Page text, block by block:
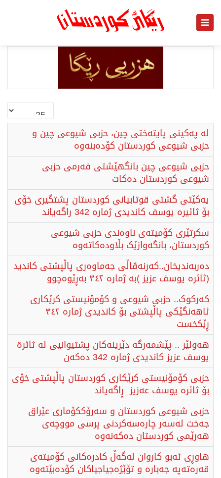
نمایش
#
لە پەکینی پایتەختی چین، حزبی شیوعی چین و
حزبی شیوعی کوردستان کۆدەبنەوە
حزبی شیوعی چین بانگهێشتی فەرمی حزبی
شیوعی کوردستان دەکات
یەکێتی گشتی قوتابیانی کوردستان پشتگیری خۆی
بۆ ثائیرە یوسف کاندیدی ژمارە 342 راگەیاند
سکرتێری کۆمیتەی ناوەندی حزبی شیوعی
کوردستان، بانگەوازێک بڵاودەکاتەوه
دەربەندیخان..کەرنەڤاڵی جەماوەری پاڵپشتی کاندید
(ثائره‌ یوسف عزیز )بە ژمارە ۳٤۲ بەڕێوەچوو
کەرکوک.. حزبی شیوعی و کۆمۆنیستی کرێکاری
ئاهەنگێکی پاڵپشتی بۆ کاندیدی ژمارە ۳٤۲
ڕێکخست
هەولێر .. پێشمەرگە دێرینەکان پشتیوانیی لە ثائرة
یوسف عزیز کاندیدی ژمارە 342 دەکەن
حزبی کۆمۆنیستی کرێکاری کوردستان پاڵپشتی خۆی
بۆ ثائرە یوسف عەزیز ڕاگەیاند
حزبی شیوعی کوردستان و سەرۆککۆماری عێراق
جەخت لەسەر چارەسەکردنی پرسی مووچەی
هەرێمی کوردستان دەکەنەوە
هاوڕی ئەبو کاروان لەگەڵ کادرەکانی کۆمیتەی
قەرەتەپە جەبارە و تۆێژەجیاجیاکان کۆدەبێتەوە